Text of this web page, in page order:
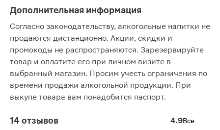
Дополнительная информация
Согласно законодательству, алкогольные напитки не
продаются дистанционно. Акции, скидки и
промокоды не распространяются. Зарезервируйте
товар и оплатите его при личном визите в
выбранный магазин. Просим учесть ограничения по
времени продажи алкогольной продукции. При
выкупе товара вам понадобится паспорт.
14 отзывов 4.9Все